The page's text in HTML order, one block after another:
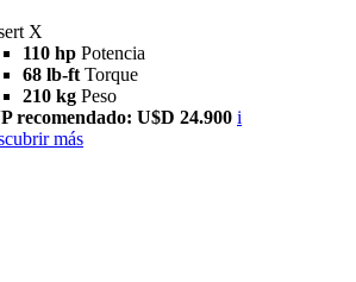
X
110 hp Potencia
68 lb-ft Torque
210 kg Peso
recomendado: U$D 24.900 i
más